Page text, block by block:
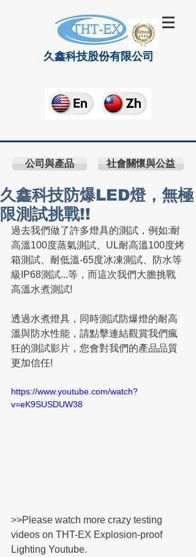
久鑫科技股份有限公司
公司與產品 社會關懷與公益
久鑫科技防爆LED燈，無極
限測試挑戰!!
過去我們做了許多燈具的測試，例如:耐
高溫100度蒸氣測試、UL耐高溫100度烤
箱測試、耐低溫-65度冰凍測試、防水等
級IP68測試...等，而這次我們大膽挑戰
高溫水煮測試!
透過水煮燈具，同時測試防爆燈的耐高
溫與防水性能，請點擊連結觀賞我們瘋
狂的測試影片，您會對我們的產品品質
更加信任!
https://www.youtube.com/watch?
v=eK9SUSDUW38
>>Please watch more crazy testing
videos on THT-EX Explosion-proof
Lighting Youtube.